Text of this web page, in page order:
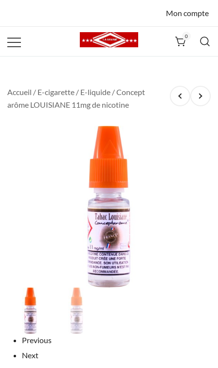
Mon compte
0
Accueil / E-cigarette / E-liquide / Concept
arôme LOUISIANE 11mg de nicotine
Previous
Next